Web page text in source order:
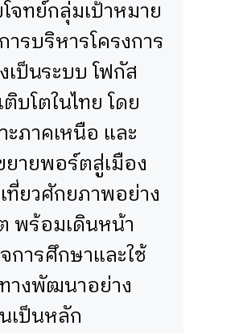
จทย์กลุ่มเป้าหมาย
ารบริหารโครงการ
เป็นระบบ โฟกัส
ติบโตในไทย โดย
ะภาคเหนือ และ
ยายพอร์ตสู่เมือง
ที่ยวศักยภาพอย่าง
พร้อมเดินหน้า
การศึกษาและใช้
างพัฒนาอย่าง
เป็นหลัก